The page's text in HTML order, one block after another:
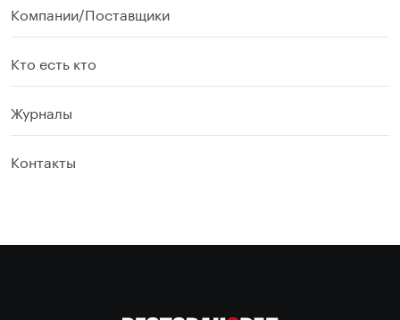
Компании/Поставщики
Кто есть кто
Журналы
Контакты